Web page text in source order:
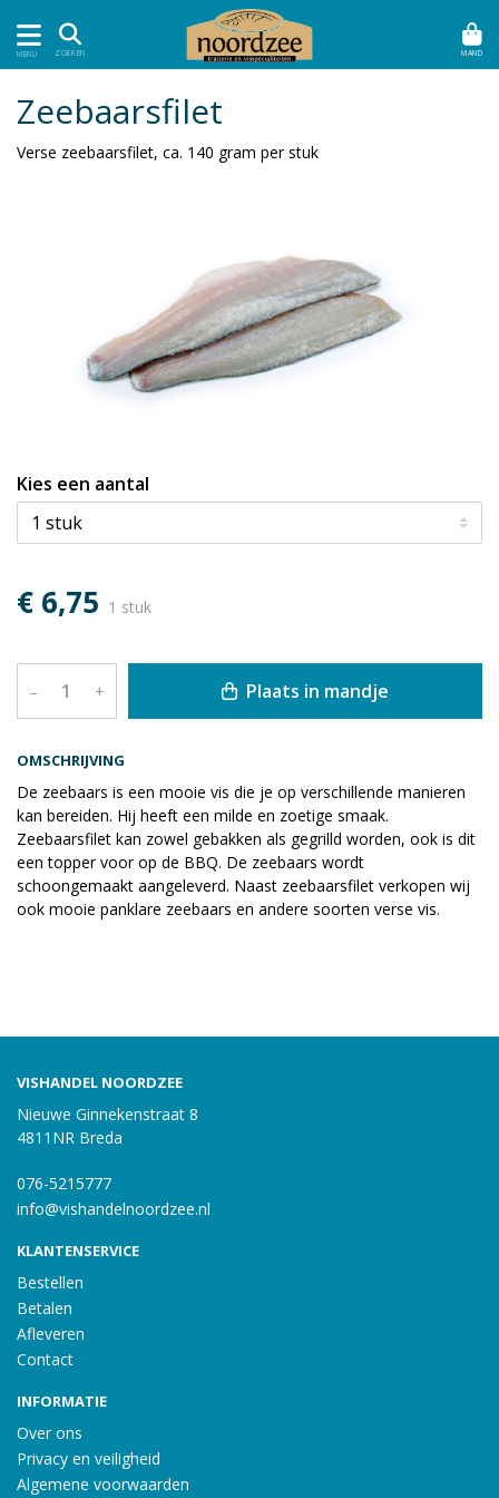
MENU ZOEKEN MAND
OMSCHRIJVING
De zeebaars is een mooie vis die je op verschillende manieren
kan bereiden. Hij heeft een milde en zoetige smaak.
Zeebaarsfilet kan zowel gebakken als gegrilld worden, ook is dit
een topper voor op de BBQ. De zeebaars wordt
schoongemaakt aangeleverd. Naast zeebaarsfilet verkopen wij
ook mooie panklare zeebaars en andere soorten verse vis.
Zeebaarsfilet
Verse zeebaarsfilet, ca. 140 gram per stuk
Kies een aantal
€ 6,75 1 stuk
– + Plaats in mandje
VISHANDEL NOORDZEE
Nieuwe Ginnekenstraat 8
4811NR Breda
076-5215777
info@vishandelnoordzee.nl
KLANTENSERVICE
Bestellen
Betalen
Afleveren
Contact
INFORMATIE
Over ons
Privacy en veiligheid
Algemene voorwaarden